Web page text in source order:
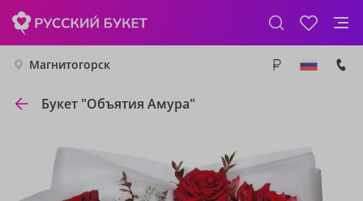
Магнитогорск
Букет "Объятия Амура"